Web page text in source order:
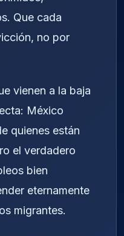
Que cada
no por
vienen a la baja
México
quienes están
el verdadero
bien
eternamente
migrantes.